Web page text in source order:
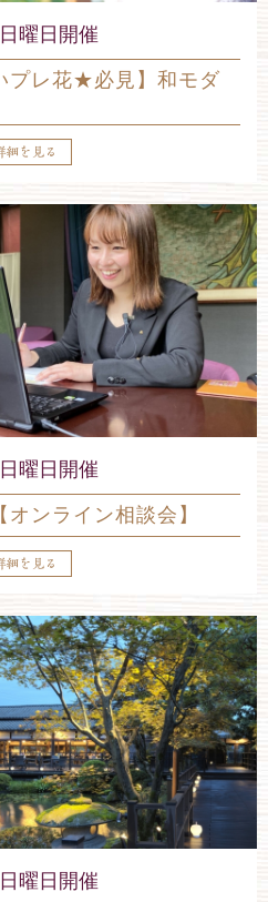
曜日開催
プレ花★必見】和モダ
曜日開催
ンライン相談会】
曜日開催